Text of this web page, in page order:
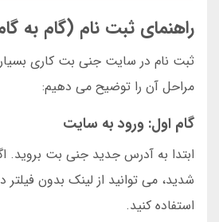
راهنمای ثبت نام (گام به
ثبت نام در سایت جنی بت کاری
مراحل آن را توضیح می دهیم:
گام اول: ورود به سایت
ابتدا به آدرس جدید جنی بت بروید.
شدید، می توانید از لینک بدون فیلتر
استفاده کنید.